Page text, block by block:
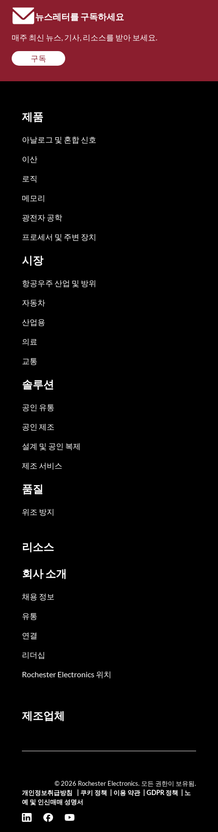
뉴스레터를 구독하세요
매주 최신 뉴스, 기사, 리소스를 받아 보세요.
구독
제품
아날로그 및 혼합 신호
이산
로직
메모리
광전자 공학
프로세서 및 주변 장치
시장
항공우주 산업 및 방위
자동차
산업용
의료
교통
솔루션
공인 유통
공인 제조
설계 및 공인 복제
제조 서비스
품질
위조 방지
리소스
회사 소개
채용 정보
유통
연결
리더십
Rochester Electronics 위치
제조업체
© 2026 Rochester Electronics. 모든 권한이 보유됨.
개인정보취급방침
쿠키 정책 이용 약관| GDPR 정책
노
예 및 인신매매 성명서